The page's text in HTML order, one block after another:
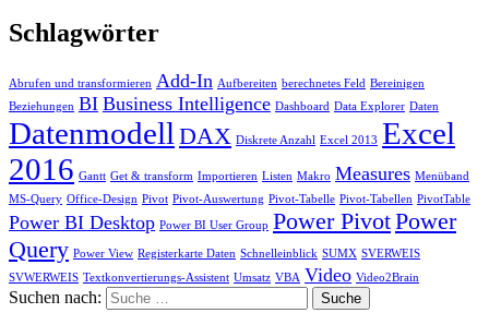
Schlagwörter
Abrufen und transformieren Add-In Aufbereiten berechnetes Feld Bereinigen
Beziehungen BI Business Intelligence Dashboard Data Explorer Daten
Datenmodell DAX Diskrete Anzahl Excel 2013 Excel
2016 Gantt Get & transform Importieren Listen Makro Measures Menüband
MS-Query Office-Design Pivot Pivot-Auswertung Pivot-Tabelle Pivot-Tabellen PivotTable
Power BI Desktop Power BI User Group Power PivotPower
Query Power View Registerkarte Daten Schnelleinblick SUMX SVERWEIS
SVWERWEIS Textkonvertierungs-Assistent Umsatz VBA Video Video2Brain
Suchen nach: